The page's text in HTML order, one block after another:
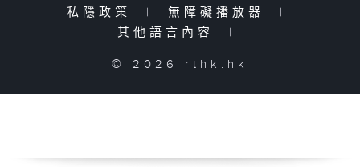
私隱政策
| 無障礙播放器
|
其他語言內容
|
© 2026 rthk.hk